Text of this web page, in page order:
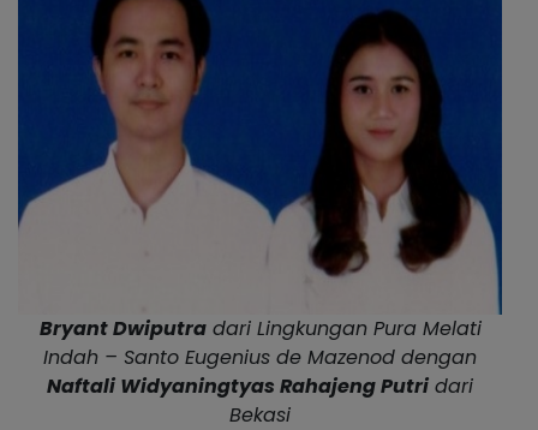
Bryant Dwiputradari Lingkungan Pura Melati
Indah – Santo Eugenius de Mazenod dengan
Naftali Widyaningtyas Rahajeng Putri dari
Bekasi